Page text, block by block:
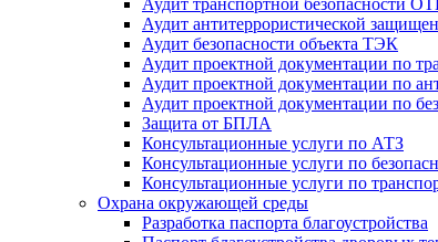
Аудит транспортной безопасности
Аудит антитеррористической
Аудит безопасности объекта ТЭК
Аудит проектной документации по
Аудит проектной документации по
Аудит проектной документации по
Защита от БПЛА
Консультационные услуги по АТЗ
Консультационные услуги по
Консультационные услуги по
Охрана окружающей среды
Разработка паспорта благоустройства